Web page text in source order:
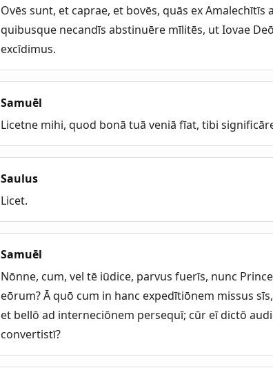
Ovēs sunt, et caprae, et bovēs, quās ex
quibusque necandīs abstinuēre mīlitēs, ut Iovae
excīdimus.
Samuēl
Licetne mihi, quod bonā tuā veniā fīat, tibi
Saulus
Licet.
Samuēl
Nōnne, cum, vel tē iūdice, parvus fuerīs, nunc
eōrum? Ā quō cum in hanc expedītiōnem missus
et bellō ad interneciōnem persequī; cūr eī dictō
convertistī?